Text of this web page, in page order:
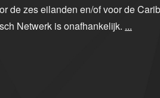
de zes eilanden en/of voor de
Netwerk is onafhankelijk. ...